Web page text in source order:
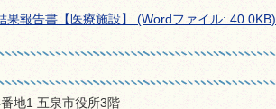
果報告書【医療施設】 (Wordファイル: 40.0KB)
地1 五泉市役所3階